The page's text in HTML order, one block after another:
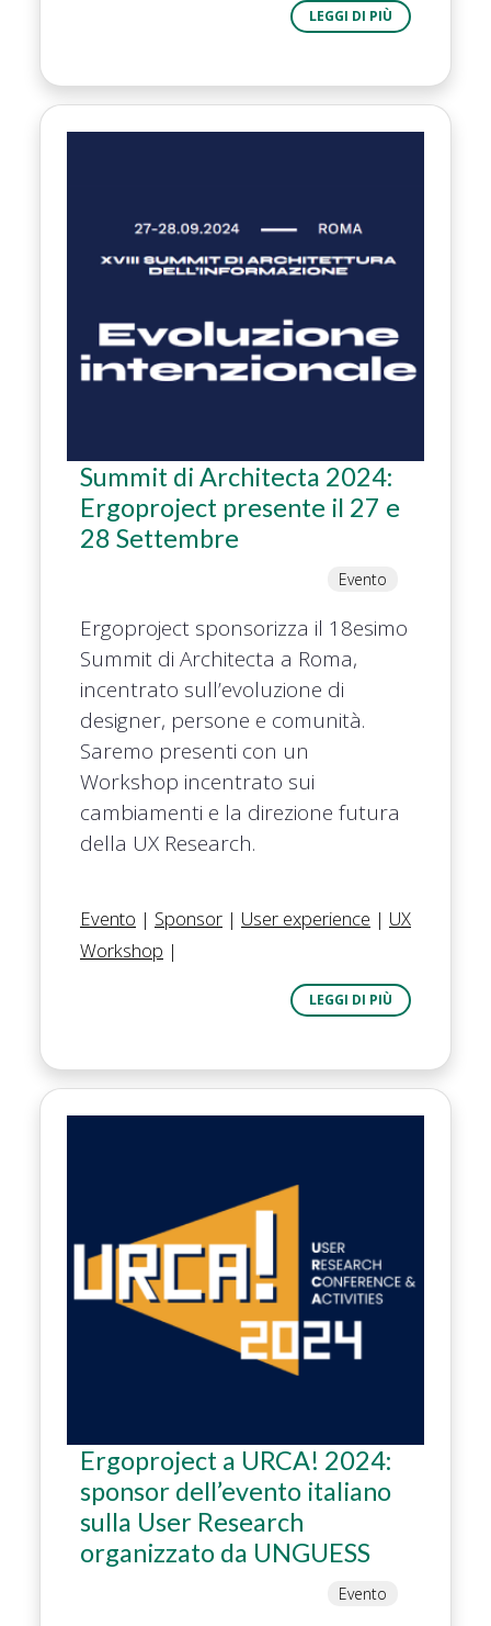
LEGGI DI PIÙ
Summit di Architecta 2024:
Ergoproject presente il 27 e
28 Settembre
Evento
Ergoproject sponsorizza il 18esimo
Summit di Architecta a Roma,
incentrato sull’evoluzione di
designer, persone e comunità.
Saremo presenti con un
Workshop incentrato sui
cambiamenti e la direzione futura
della UX Research.
Evento | Sponsor | User experience | UX
Workshop |
LEGGI DI PIÙ
Ergoproject a URCA! 2024:
sponsor dell’evento italiano
sulla User Research
organizzato da UNGUESS
Evento